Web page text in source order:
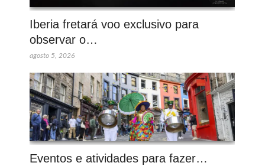
Iberia fretará voo exclusivo para
observar o…
agosto 5, 2026
Eventos e atividades para fazer…